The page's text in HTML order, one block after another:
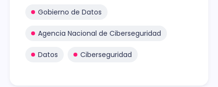
Gobierno de Datos
Agencia Nacional de Ciberseguridad
Datos Ciberseguridad